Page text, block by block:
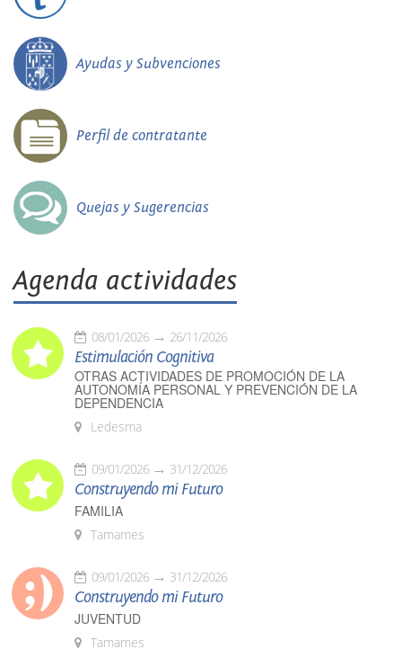
Ayudas y Subvenciones
Perfil de contratante
Quejas y Sugerencias
Agenda actividades
08/01/2026 26/11/2026
Estimulación Cognitiva
OTRAS ACTIVIDADES DE PROMOCIÓN DE LA
AUTONOMÍA PERSONAL Y PREVENCIÓN DE LA
DEPENDENCIA
Ledesma
09/01/2026 31/12/2026
Construyendo mi Futuro
FAMILIA
Tamames
09/01/2026 31/12/2026
Construyendo mi Futuro
JUVENTUD
Tamames